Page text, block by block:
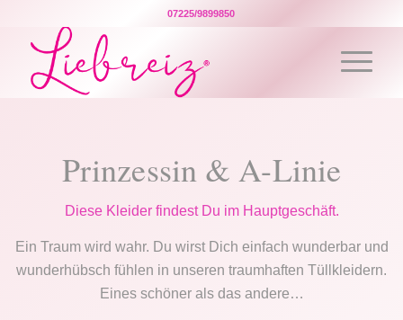
07225/9899850
Prinzessin & A-Linie
Diese Kleider findest Du im Hauptgeschäft.
Ein Traum wird wahr. Du wirst Dich einfach wunderbar und
wunderhübsch fühlen in unseren traumhaften Tüllkleidern.
Eines schöner als das andere…